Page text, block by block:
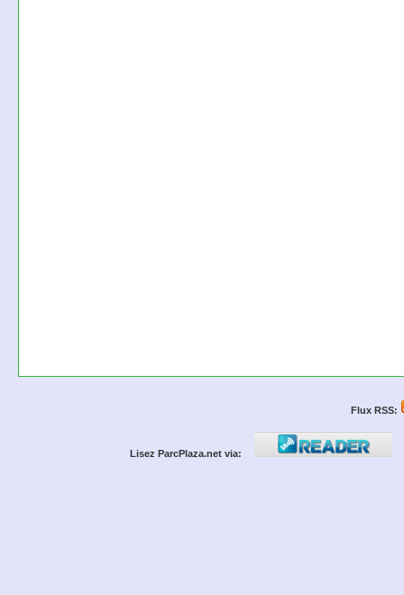
Flux RSS:
Lisez ParcPlaza.net via: